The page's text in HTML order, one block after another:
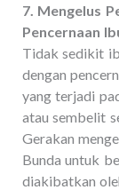
7. Mengelus
Pencernaan
Tidak sedikit
dengan
yang terjadi
atau sembelit
Gerakan
Bunda untuk
diakibatkan